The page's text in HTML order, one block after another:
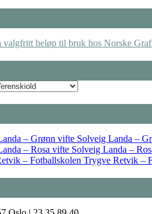
valgfritt beløp til bruk hos Norske
Solveig Landa –
Solveig Landa –
Trygve Retvik –